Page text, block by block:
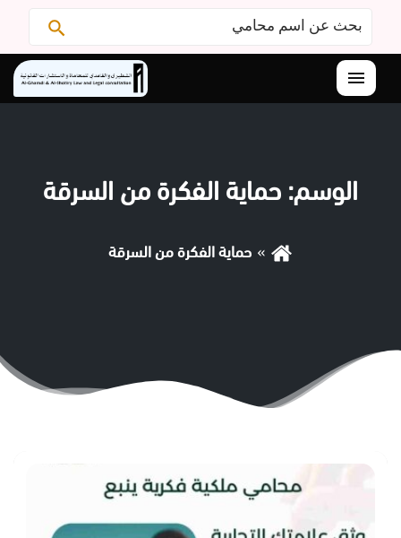
البحث
عن:
القائمة
الوسم: حماية الفكرة من السرقة
حماية الفكرة من السرقة